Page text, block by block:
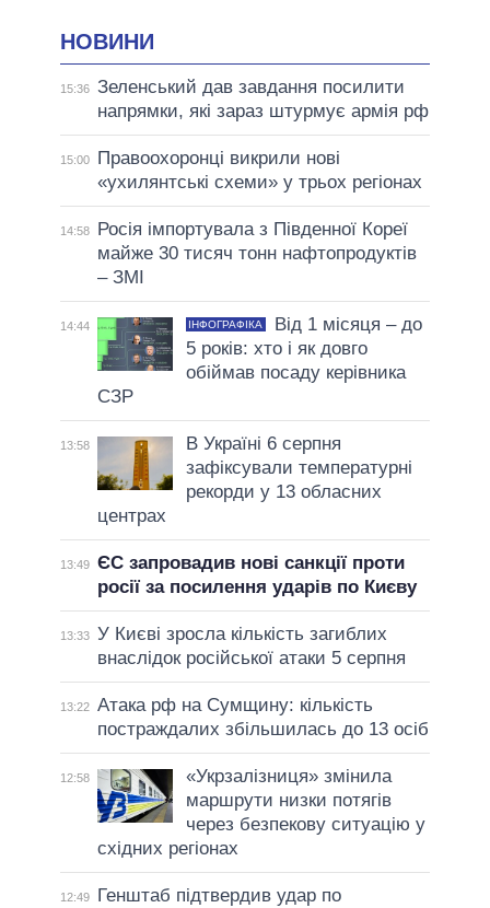
НОВИНИ
15:36 Зеленський дав завдання посилити
напрямки, які зараз штурмує армія рф
15:00
Правоохоронці викрили нові
«ухилянтські схеми» у трьох регіонах
14:58
Росія імпортувала з Південної Кореї
майже 30 тисяч тонн нафтопродуктів
– ЗМІ
14:44 ІНФОГРАФІКА
Від 1 місяця – до
5 років: хто і як довго
обіймав посаду керівника
СЗР
13:58
В Україні 6 серпня
зафіксували температурні
рекорди у 13 обласних
центрах
13:49 ЄС запровадив нові санкції проти
росії за посилення ударів по Києву
13:33 У Києві зросла кількість загиблих
внаслідок російської атаки 5 серпня
13:22 Атака рф на Сумщину: кількість
постраждалих збільшилась до 13 осіб
12:58
«Укрзалізниця» змінила
маршрути низки потягів
через безпекову ситуацію у
східних регіонах
12:49
Генштаб підтвердив удар по